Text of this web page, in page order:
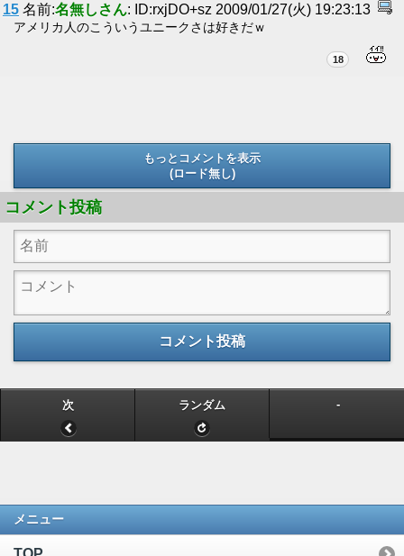
15 名前:名無しさん: ID:rxjDO+sz 2009/01/27(火) 19:23:13
アメリカ人のこういうユニークさは好きだｗ
18
もっとコメントを表示
(ロード無し)
コメント投稿
コメント投稿
次 ランダム -
メニュー